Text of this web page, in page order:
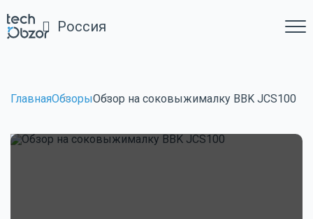
Россия
ГлавнаяОбзорыОбзор на соковыжималку BBK JCS100